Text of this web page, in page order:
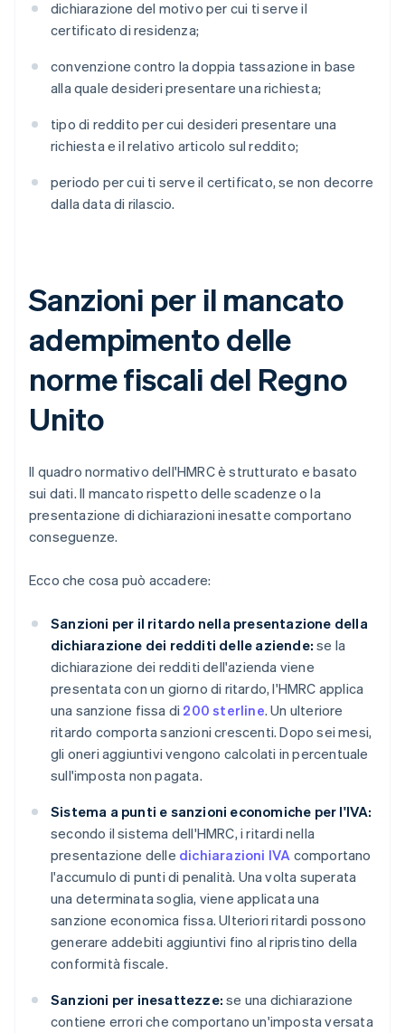
dichiarazione del motivo per cui ti serve il
certificato di residenza;
convenzione contro la doppia tassazione in base
alla quale desideri presentare una richiesta;
tipo di reddito per cui desideri presentare una
richiesta e il relativo articolo sul reddito;
periodo per cui ti serve il certificato, se non decorre
dalla data di rilascio.
Sanzioni per il mancato
adempimento delle
norme fiscali del Regno
Unito
Il quadro normativo dell'HMRC è strutturato e basato
sui dati. Il mancato rispetto delle scadenze o la
presentazione di dichiarazioni inesatte comportano
conseguenze.
Ecco che cosa può accadere:
Sanzioni per il ritardo nella presentazione della
dichiarazione dei redditi delle aziende: se la
dichiarazione dei redditi dell'azienda viene
presentata con un giorno di ritardo, l'HMRC applica
una sanzione fissa di 200 sterline. Un ulteriore
ritardo comporta sanzioni crescenti. Dopo sei mesi,
gli oneri aggiuntivi vengono calcolati in percentuale
sull'imposta non pagata.
Sistema a punti e sanzioni economiche per l'IVA:
secondo il sistema dell'HMRC, i ritardi nella
presentazione delle dichiarazioni IVA comportano
l'accumulo di punti di penalità. Una volta superata
una determinata soglia, viene applicata una
sanzione economica fissa. Ulteriori ritardi possono
generare addebiti aggiuntivi fino al ripristino della
conformità fiscale.
Sanzioni per inesattezze: se una dichiarazione
contiene errori che comportano un'imposta versata